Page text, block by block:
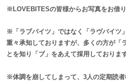
※LOVEBITESの皆様からお写真をお借
※「ラブバイツ」ではなく「ラヴバイツ
重々承知しておりますが、多くの方が「
とを知り「ブ」をあえて採用しておりま
※体調を崩してしまって、3人の定期読